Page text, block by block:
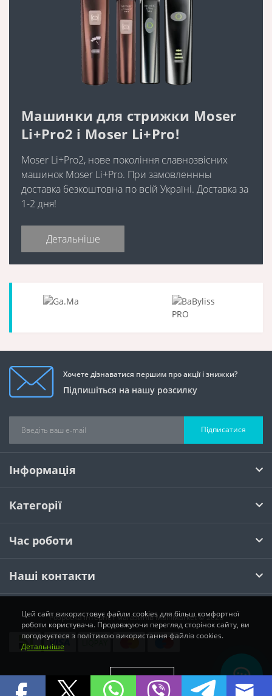
Машинки для стрижки Moser
Li+Pro2 і Moser Li+Pro!
Moser Li+Pro2, нове покоління славнозвісних
машинок Moser Li+Pro. При замовленнны
доставка безкоштовна по всій Україні. Доставка за
1-2 дня!
Детальніше
Хочете дізнаватися першим про акції і знижки?
Підпишіться на нашу розсилку
Підписатися
Інформація
Категорії
Час роботи
Наші контакти
Розробка інтернет магазинівMainMarket © 2026
Цей сайт використовує файли cookies для більш комфортної
роботи користувача. Продовжуючи перегляд сторінок сайту, ви
погоджуєтеся з політикою використання файлів cookies.
Детальніше
Прийняти